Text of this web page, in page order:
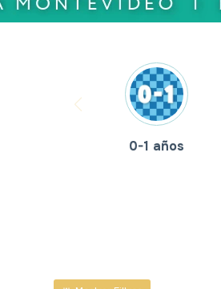
0-1 años